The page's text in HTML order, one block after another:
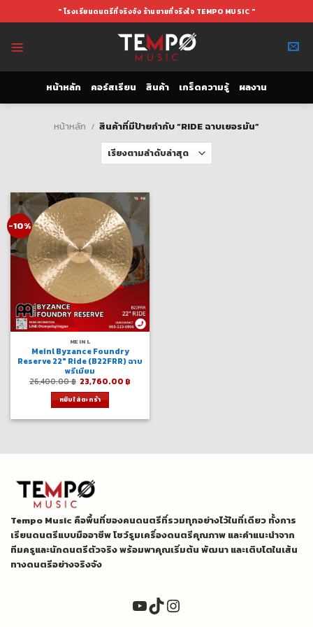
to
" โรงเรียนดนตรีที่จริงจัง ร้านขายที่จริงใจ TEMPO MUSIC "
หน้าหลัก คอร์สเรียน สินค้า เกร็ดความรู้ ผลงาน
หน้าหลัก / สินค้าที่มีป้ายกำกับ “RIDE ฉาบเยอรมัน”
-10%
MEINL
Meinl Byzance Foundry
Reserve 22″ Ride (B22FRR) ฉาบ
พรีเมียม
26,400.00฿ Original
price
was:
26,400.00 ฿.
23,760.00 ฿
หยิบใส่ตะกร้า
Tempo Music คือพื้นที่ของคนดนตรีที่รวมทุกอย่างไว้ในที่เดียว ทั้งการ
เรียนดนตรีแบบมืออาชีพ โชว์รูมเครื่องดนตรีคุณภาพ และคำแนะนำจาก
ทีมครูและนักดนตรีตัวจริง พร้อมพาคุณเริ่มต้น พัฒนา และเติบโตในเส้น
ทางดนตรีอย่างจริงจัง
YouTube
TikTok
Instagram